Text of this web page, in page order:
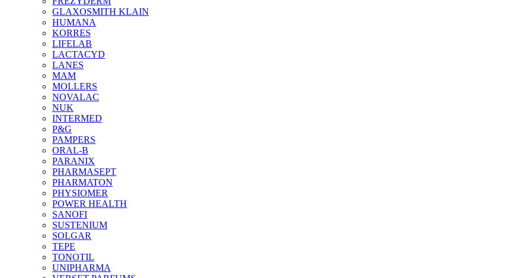
GLAXOSMITH KLAIN
HUMANA
KORRES
LIFELAB
LACTACYD
LANES
MAM
MOLLERS
NOVALAC
NUK
INTERMED
P&G
PAMPERS
ORAL-B
PARANIX
PHARMASEPT
PHARMATON
PHYSIOMER
POWER HEALTH
SANOFI
SUSTENIUM
SOLGAR
TEPE
TONOTIL
UNIPHARMA